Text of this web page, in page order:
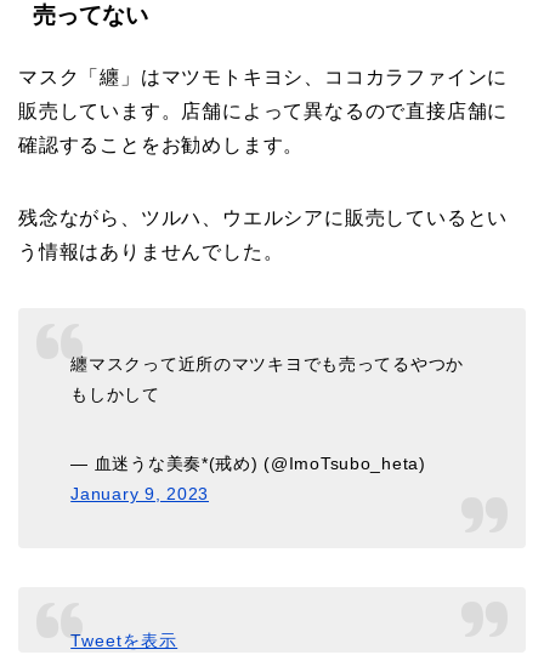
売ってない
マスク「纏」はマツモトキヨシ、ココカラファインに
販売しています。店舗によって異なるので直接店舗に
確認することをお勧めします。
残念ながら、ツルハ、ウエルシアに販売しているとい
う情報はありませんでした。
纏マスクって近所のマツキヨでも売ってるやつか
もしかして
— 血迷うな美奏*(戒め) (@ImoTsubo_heta)
January 9, 2023
Tweetを表示